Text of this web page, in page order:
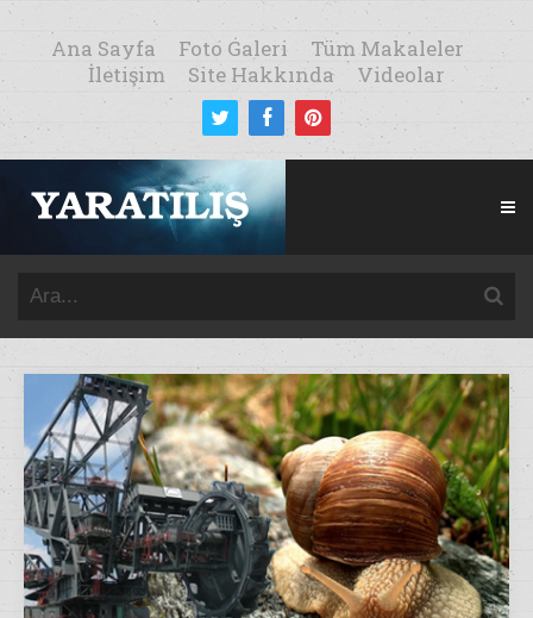
Ana Sayfa Foto Galeri
Tüm Makaleler
İletişim
Site Hakkında Videolar